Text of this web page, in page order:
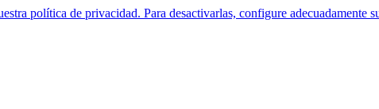
política de privacidad. Para desactivarlas, configure adecuadamente